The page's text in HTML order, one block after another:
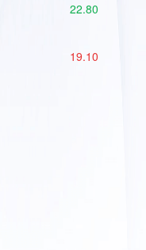
22.80
19.10